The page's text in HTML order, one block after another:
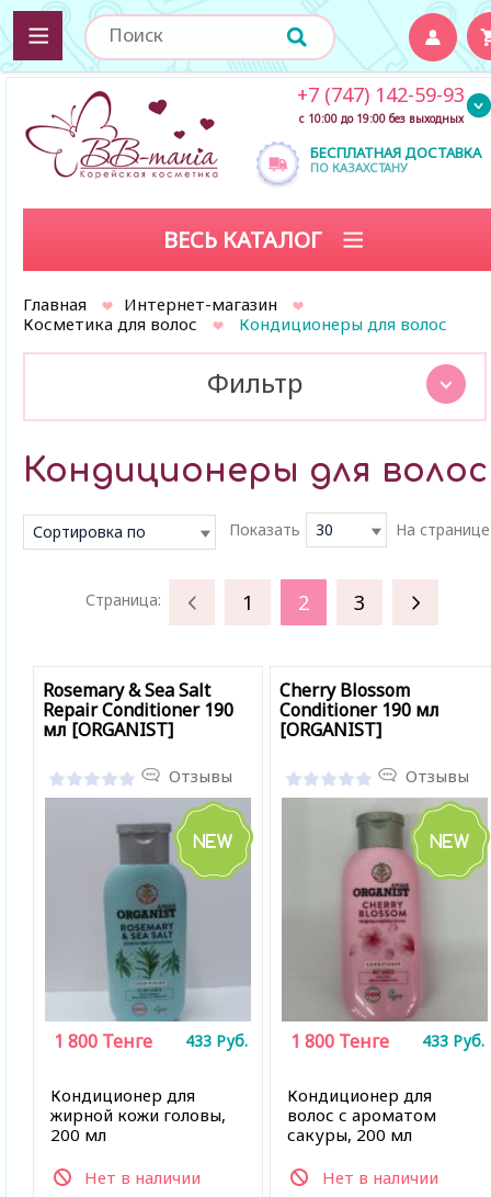
БЕСПЛАТНАЯ ДОСТАВКА
ПО КАЗАХСТАНУ
+7 (747) 142-59-93
с 10:00 до 19:00 без выходных
ВЕСЬ КАТАЛОГ
Главная
Интернет-магазин
Косметика для волос
Кондиционеры для волос
Фильтр
Кондиционеры для волос
Сортировка по
умолчанию
Показать 30 На странице
Страница: 1 2 3
Rosemary & Sea Salt
Repair Conditioner 190
мл [ORGANIST]
Отзывы
Кондиционер для
жирной кожи головы,
200 мл
Нет в наличии
1 800 Тенге 433 Руб.
Cherry Blossom
Conditioner 190 мл
[ORGANIST]
Отзывы
Кондиционер для
волос с ароматом
сакуры, 200 мл
Нет в наличии
1 800 Тенге 433 Руб.